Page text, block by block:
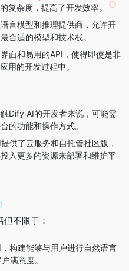
复杂度，提高了开发效率。
语言模型和推理提供商，允许开
合适的模型和技术栈。
界面和易用的API，使得即使是非
用的开发过程中。
触Dify AI的开发者来说，可能需
的功能和操作方式。
供了云服务和自托管社区版，
入更多的资源来部署和维护平
不限于：
，构建能够与用户进行自然语言
满意度。